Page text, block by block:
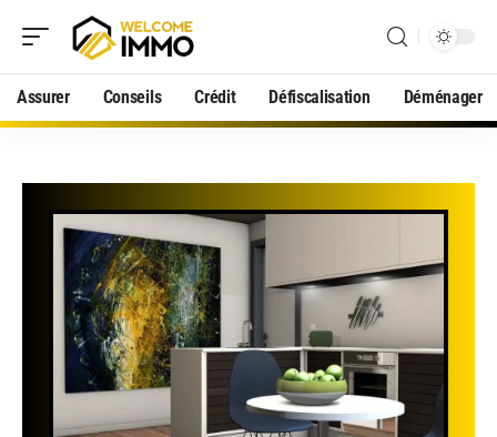
Assurer Conseils Crédit Défiscalisation Déménager